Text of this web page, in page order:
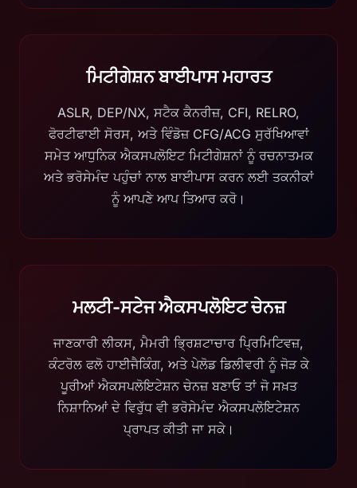
ਮਿਟੀਗੇਸ਼ਨ ਬਾਈਪਾਸ ਮਹਾਰਤ
ASLR, DEP/NX, ਸਟੈਕ ਕੈਨਰੀਜ਼, CFI, RELRO,
ਫੋਰਟੀਫਾਈ ਸੋਰਸ, ਅਤੇ ਵਿੰਡੋਜ਼ CFG/ACG ਸੁਰੱਖਿਆਵਾਂ
ਸਮੇਤ ਆਧੁਨਿਕ ਐਕਸਪਲੋਇਟ ਮਿਟੀਗੇਸ਼ਨਾਂ ਨੂੰ ਰਚਨਾਤਮਕ
ਅਤੇ ਭਰੋਸੇਮੰਦ ਪਹੁੰਚਾਂ ਨਾਲ ਬਾਈਪਾਸ ਕਰਨ ਲਈ ਤਕਨੀਕਾਂ
ਨੂੰ ਆਪਣੇ ਆਪ ਤਿਆਰ ਕਰੋ।
ਮਲਟੀ-ਸਟੇਜ ਐਕਸਪਲੋਇਟ ਚੇਨਜ਼
ਜਾਣਕਾਰੀ ਲੀਕਸ, ਮੈਮਰੀ ਭ੍ਰਿਸ਼ਟਾਚਾਰ ਪ੍ਰਿਮਿਟਿਵਜ਼,
ਕੰਟਰੋਲ ਫਲੋ ਹਾਈਜੈਕਿੰਗ, ਅਤੇ ਪੇਲੋਡ ਡਿਲੀਵਰੀ ਨੂੰ ਜੋੜ ਕੇ
ਪੂਰੀਆਂ ਐਕਸਪਲੋਇਟੇਸ਼ਨ ਚੇਨਜ਼ ਬਣਾਓ ਤਾਂ ਜੋ ਸਖ਼ਤ
ਨਿਸ਼ਾਨਿਆਂ ਦੇ ਵਿਰੁੱਧ ਵੀ ਭਰੋਸੇਮੰਦ ਐਕਸਪਲੋਇਟੇਸ਼ਨ
ਪ੍ਰਾਪਤ ਕੀਤੀ ਜਾ ਸਕੇ।